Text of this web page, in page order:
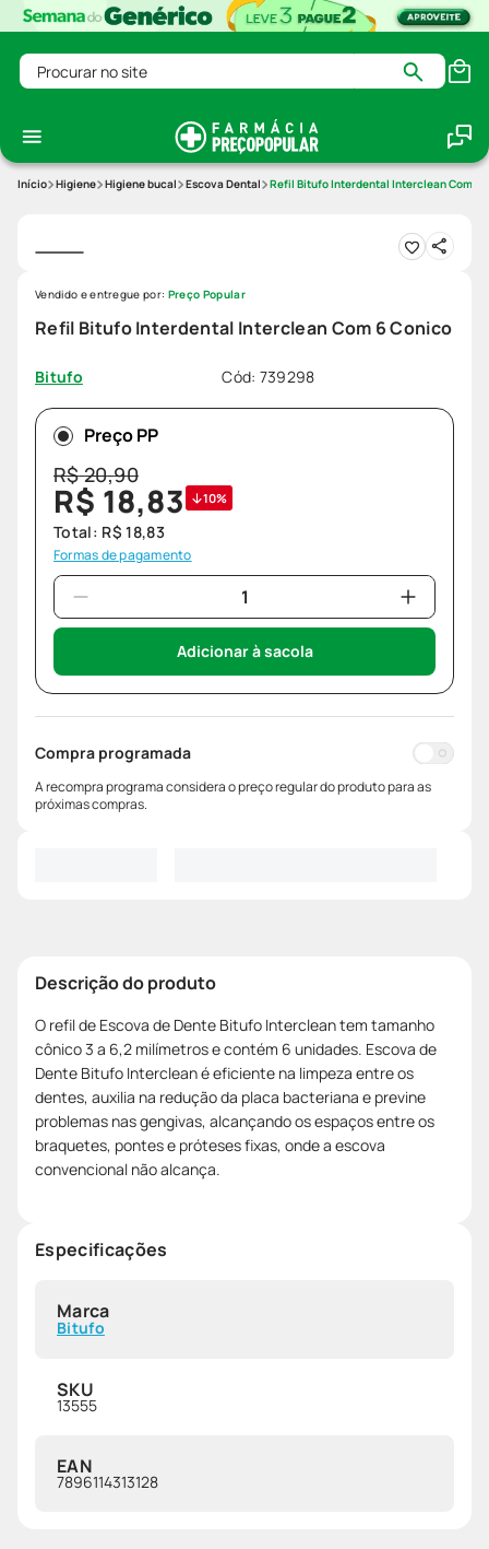
Procurar no site
Higiene Higiene bucal Escova Dental Refil Bitufo Interdental Interclean Com 6
Refil Bitufo Interdental Interclean Com 6 Conico
Bitufo Cód: 739298
Vendido e entregue por: Preço Popular
Preço PP
R$20,90
R$ 18,83 10%
Total: R$ 18,83
Formas de pagamento
Adicionar à sacola
Compra programada
A recompra programa considera o preço regular do produto para as
próximas compras.
Descrição do produto
O refil de Escova de Dente Bitufo Interclean tem tamanho
cônico 3 a 6,2 milímetros e contém 6 unidades. Escova de
Dente Bitufo Interclean é eficiente na limpeza entre os
dentes, auxilia na redução da placa bacteriana e previne
problemas nas gengivas, alcançando os espaços entre os
braquetes, pontes e próteses fixas, onde a escova
convencional não alcança.
Especificações
Marca
Bitufo
SKU
13555
EAN
7896114313128